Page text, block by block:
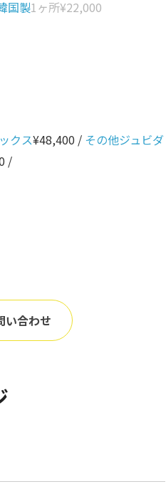
国製1ヶ所¥22,000
クス¥48,400 / その他ジュビダ
/
い合わせ